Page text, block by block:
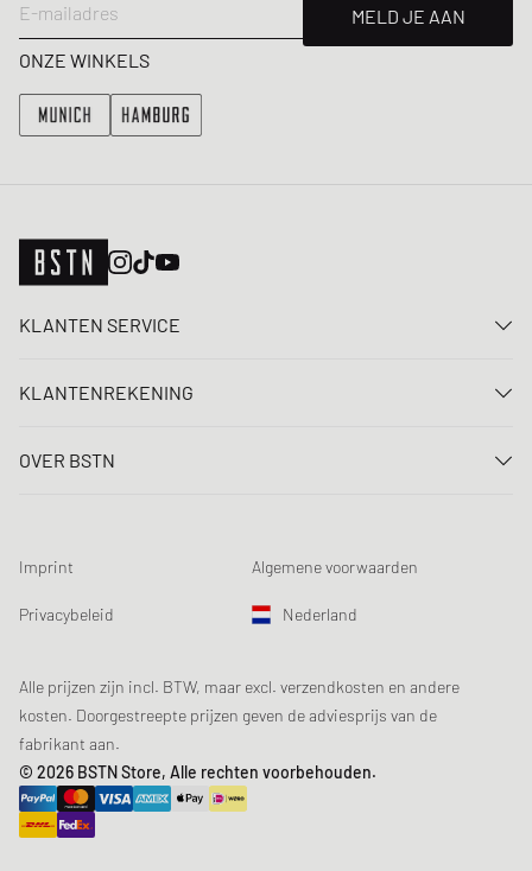
E-mailadres
MELD JE AAN
ONZE WINKELS
KLANTEN SERVICE
FAQ
Loyalty Program
Productveiligheid
KLANTENREKENING
Registreren
Aanmelden nieuwsbrief
Gegevenscontrole
OVER BSTN
Chronicles
Sustainability
Studentenkorting: EDiU
Imprint Algemene voorwaarden
Privacybeleid Nederland
Alle prijzen zijn incl. BTW, maar excl. verzendkosten en andere
kosten. Doorgestreepte prijzen geven de adviesprijs van de
fabrikant aan.
© 2026 BSTN Store, Alle rechten voorbehouden.